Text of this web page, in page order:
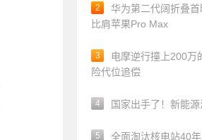
2
华为第二代阔折叠
比肩苹果Pro Max
3
电摩逆行撞上200万
险代位追偿
4 国家出手了！新能
5 全面淘汰核电站40